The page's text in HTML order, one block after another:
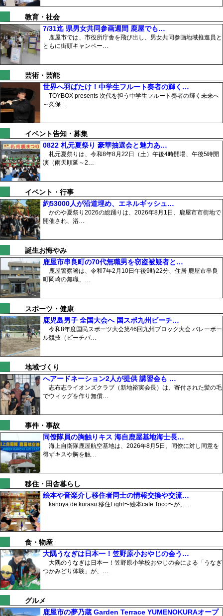
教育・社会
7/31迄 県男女共同参画週間 鹿屋でも…
鹿屋市では、市役所庁舎を飛び出し、男女共同参画地域推進員と
ともに街頭キャンペー…
芸術・芸能
世界へ羽ばたけ！中学生フルート奏者の輝く…
TOYBOX presents 次代を担う中学生フルート奏者の輝く未来へ
～久保…
イベント告知・募集
0822 札元夏祭り 豪華抽選会と魅力あ…
札元夏祭りは、令和8年8月22日（土）午後4時開場、午後5時開
演（雨天順延～2…
イベント・行事
約53000人が沿道埋め、エネルギッシュ…
かのや夏祭り2026の総踊りは、2026年8月1日、鹿屋市市街地で
開催され、浴…
誕生お悔やみ
鹿屋市串良町の70代無職男を窃盗被疑者と…
鹿屋警察署は、令和7年2月10日午後9時22分、住居 鹿屋市串良
町岡崎の無職、…
スポーツ・健康
鹿児島男子 全国大会へ 国スポ九州ビーチ…
令和8年度国民スポーツ大会第46回九州ブロック大会 バレーボー
ル競技（ビーチバ…
地域づくり
へアードネーション2人が提供 講習会も …
志布志ライオンズクラブ（新地裕実会長）は、寄付された髪の毛
でウィッグを作り無償…
事件・事故
同僚隊員の胸触りキス 海自鹿屋基地海士長…
海上自衛隊鹿屋航空基地は、2026年8月5日、同僚に対し同意を
得ずキスや胸を触…
移住・田舎暮らし
絵本や音楽介し移住者同士の情報交換や交流…
kanoya.de.kurasu 移住Light〜絵本cafe Toco〜が、…
食・物産
大隅うなぎは日本一！笠野原小おやじの会う…
大隅のうなぎは日本一！笠野原小学校おやじの会による「うなぎ
つかみどり体験」が、…
グルメ
鹿屋市の夢乃蔵 Garden Terrace YUMENOKURAオープ